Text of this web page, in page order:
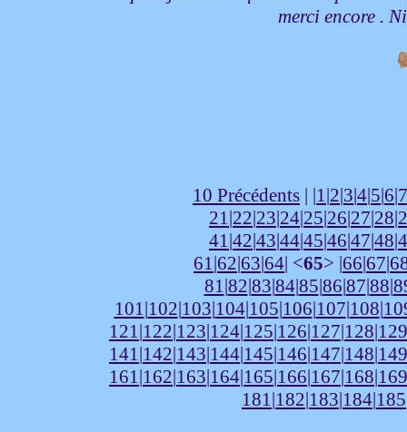
merci encore .
10 Précédents | |1 |2|3|4|5|6|7
21 |22|23|24|25|26|27|28|
41 |42|43|44|45|46|47|48|
61 |62|63|64| <65> |66|67|
81 |82|83|84|85|86|87|88|
101 |102|103|104|105|106|107|108|
121 |122|123|124|125|126|127|128|129
141 |142|143|144|145|146|147|148|149
161 |162|163|164|165|166|167|168|169
181 |182|183|184|185